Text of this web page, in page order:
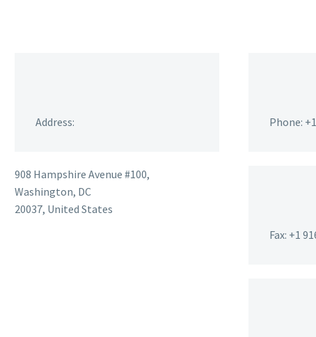
Address:
908 Hampshire Avenue #100,
Washington, DC
20037, United States
Phone:
Fax: +1